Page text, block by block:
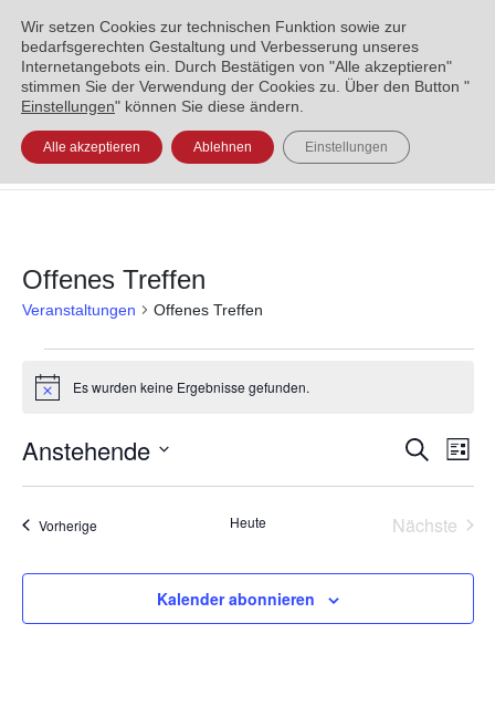
ENGLISH العربية УКРАЇНСЬКА
Offenes Treffen
Veranstaltungen Offenes Treffen
HinweisEs wurden keine Ergebnisse gefunden.
und
Suche
Liste
Anstehende
Datum
VorherigeVeranstaltungen Heute
Nächste
Kalender abonnieren
Wir setzen Cookies zur technischen Funktion sowie zur
bedarfsgerechten Gestaltung und Verbesserung unseres
Internetangebots ein. Durch Bestätigen von "Alle akzeptieren"
stimmen Sie der Verwendung der Cookies zu. Über den Button "
Einstellungen" können Sie diese ändern.
Alle akzeptieren Ablehnen Einstellungen